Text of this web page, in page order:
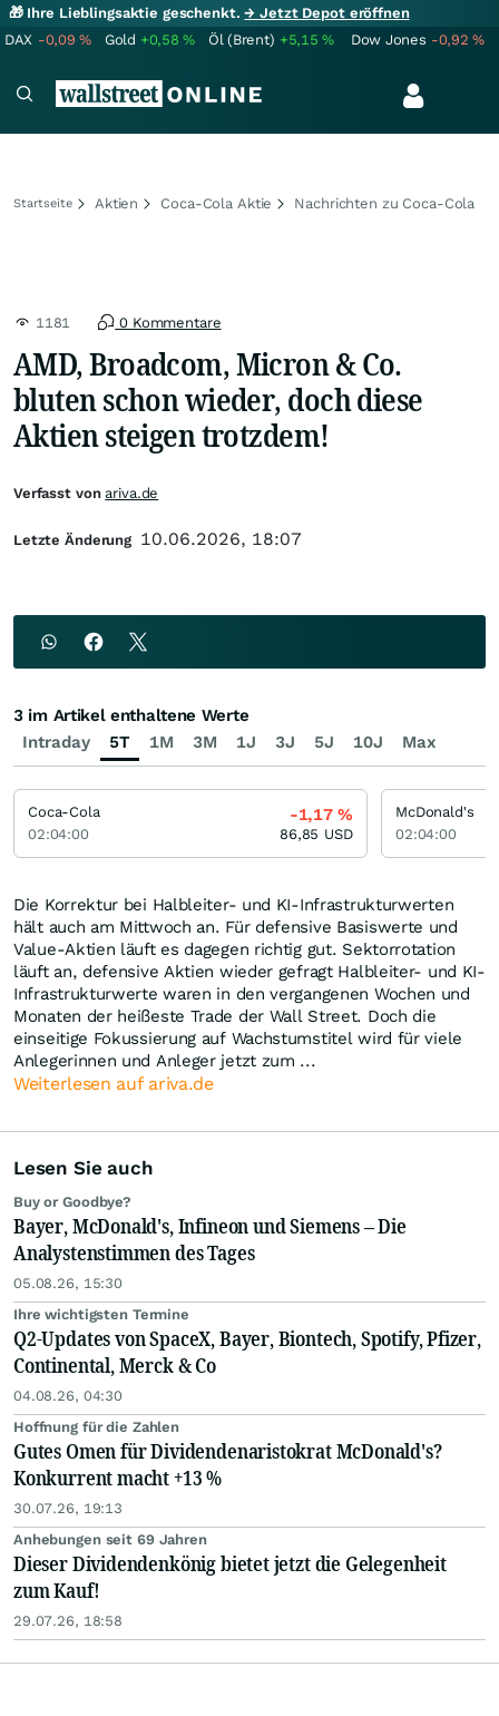
🎁 Ihre Lieblingsaktie geschenkt.→ Jetzt Depot eröffnen
DAX -0,09% Gold +0,58% Öl (Brent) +5,15% Dow Jones -0,92%
Startseite Aktien Coca-Cola Aktie Nachrichten zu Coca-Cola
1181 0 Kommentare
AMD, Broadcom, Micron & Co.
bluten schon wieder, doch diese
Aktien steigen trotzdem!
Die Korrektur bei Halbleiter- und KI-Infrastrukturwerten
hält auch am Mittwoch an. Für defensive Basiswerte und
Value-Aktien läuft es dagegen richtig gut. Sektorrotation
läuft an, defensive Aktien wieder gefragt Halbleiter- und KI-
Infrastrukturwerte waren in den vergangenen Wochen und
Monaten der heißeste Trade der Wall Street. Doch die
einseitige Fokussierung auf Wachstumstitel wird für viele
Anlegerinnen und Anleger jetzt zum ...
Weiterlesen auf ariva.de
Lesen Sie auch
Buy or Goodbye?
Bayer, McDonald's, Infineon und Siemens – Die
Analystenstimmen des Tages
05.08.26, 15:30
Ihre wichtigsten Termine
Q2-Updates von SpaceX, Bayer, Biontech, Spotify, Pfizer,
Continental, Merck & Co
04.08.26, 04:30
Hoffnung für die Zahlen
Gutes Omen für Dividendenaristokrat McDonald's?
Konkurrent macht +13 %
30.07.26, 19:13
Anhebungen seit 69 Jahren
Dieser Dividendenkönig bietet jetzt die Gelegenheit
zum Kauf!
29.07.26, 18:58
Verfasst vonariva.de
Letzte Änderung 10.06.2026, 18:07
Intraday 5T 1M 3M 1J 3J 5J 10J Max
3 im Artikel enthaltene Werte
Coca-Cola
02:04:00
-1,17%
86,85 USD
McDonald's
02:04:00